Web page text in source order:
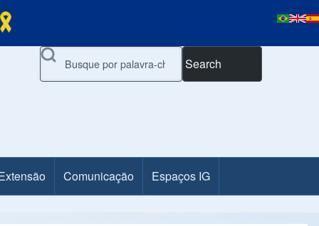
Search
Comunicação Espaços IG